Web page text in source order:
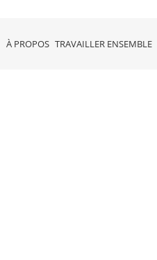
À PROPOS TRAVAILLER ENSEMBLE